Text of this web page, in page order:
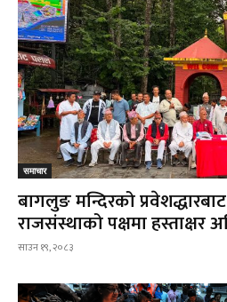
समाचार
बागलुङ मन्दिरको
राजसंस्थाको पक्षमा हस्ताक्षर
साउन १९, २०८३